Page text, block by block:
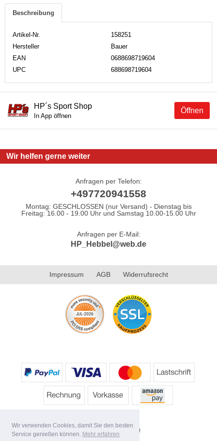
Wir verwenden Cookies, damit Sie den besten
Service genießen können. Mehr erfahren
Beschreibung
Artikel-Nr.
158251
Hersteller
Bauer
EAN
0688698719604
UPC
688698719604
Öffnen
HP´s Sport Shop
In App öffnen
Wir helfen gerne weiter
Anfragen per Telefon:
+497720941558
Montag: GESCHLOSSEN (nur Versand) - Dienstag bis
Freitag: 16.00 - 19.00 Uhr und Samstag 10.00-15.00 Uhr
Anfragen per E-Mail:
HP_Hebbel@web.de
Impressum AGB Widerrufsrecht